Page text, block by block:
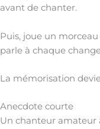
avant de chanter.
Puis, joue un
parle à chaque
La mémorisation
Anecdote courte
Un chanteur amateur